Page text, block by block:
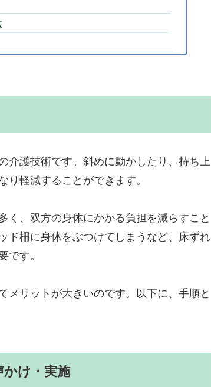
介護技術です。斜めに動かしたり、持ち上
り軽減することができます。
く、双方の身体にかかる負担を減らすこと
ド柵に身体をぶつけてしまうなど、床ずれ
です。
メリットが大きいのです。以下に、手順と
かけ・実施